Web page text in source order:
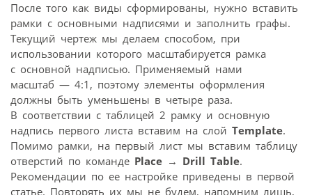
После того как виды сформированы, нужно вставить
рамки с основными надписями и заполнить графы.
Текущий чертеж мы делаем способом, при
использовании которого масштабируется рамка
с основной надписью. Применяемый нами
масштаб — 4:1, поэтому элементы оформления
должны быть уменьшены в четыре раза.
В соответствии с таблицей 2 рамку и основную
надпись первого листа вставим на слой Template.
Помимо рамки, на первый лист мы вставим таблицу
отверстий по команде Place → Drill Table.
Рекомендации по ее настройке приведены в первой
статье. Повторять их мы не будем, напомним лишь,